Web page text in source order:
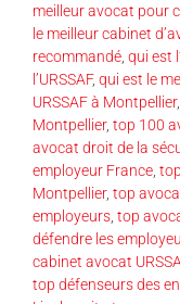
meilleur avocat pour
le meilleur cabinet
recommandé qui est
l’URSSAF, qui est le
URSSAF à Montpellier,
Montpellier, top 100
avocat droit de la
employeur France
Montpellier, top
employeurs top
défendre les
cabinet avocat
top défenseurs des